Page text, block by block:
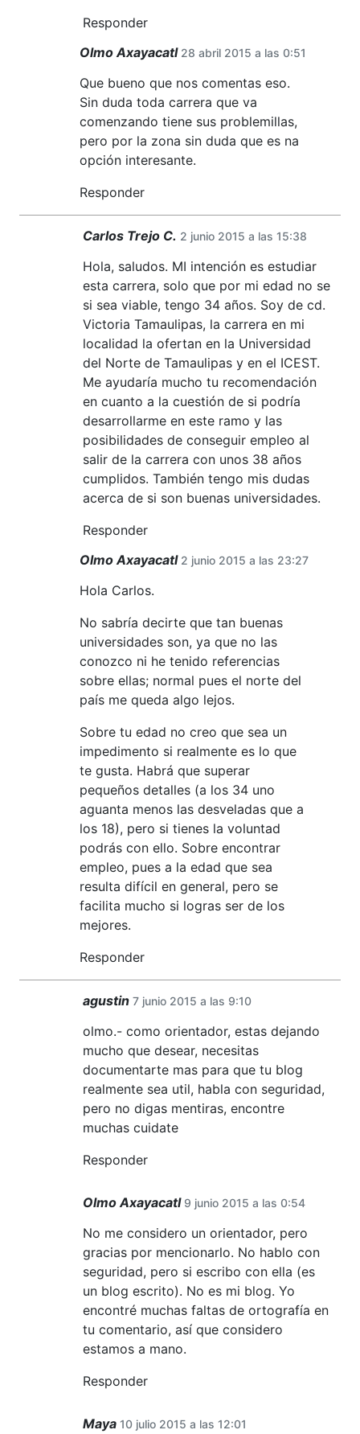
Responder
Olmo Axayacatl 28 abril 2015 a las 0:51
Que bueno que nos comentas eso.
Sin duda toda carrera que va
comenzando tiene sus problemillas,
pero por la zona sin duda que es na
opción interesante.
Responder
Carlos Trejo C. 2 junio 2015 a las 15:38
Hola, saludos. MI intención es estudiar
esta carrera, solo que por mi edad no se
si sea viable, tengo 34 años. Soy de cd.
Victoria Tamaulipas, la carrera en mi
localidad la ofertan en la Universidad
del Norte de Tamaulipas y en el ICEST.
Me ayudaría mucho tu recomendación
en cuanto a la cuestión de si podría
desarrollarme en este ramo y las
posibilidades de conseguir empleo al
salir de la carrera con unos 38 años
cumplidos. También tengo mis dudas
acerca de si son buenas universidades.
Responder
Olmo Axayacatl 2 junio 2015 a las 23:27
Hola Carlos.
No sabría decirte que tan buenas
universidades son, ya que no las
conozco ni he tenido referencias
sobre ellas; normal pues el norte del
país me queda algo lejos.
Sobre tu edad no creo que sea un
impedimento si realmente es lo que
te gusta. Habrá que superar
pequeños detalles (a los 34 uno
aguanta menos las desveladas que a
los 18), pero si tienes la voluntad
podrás con ello. Sobre encontrar
empleo, pues a la edad que sea
resulta difícil en general, pero se
facilita mucho si logras ser de los
mejores.
Responder
agustin 7 junio 2015 a las 9:10
olmo.- como orientador, estas dejando
mucho que desear, necesitas
documentarte mas para que tu blog
realmente sea util, habla con seguridad,
pero no digas mentiras, encontre
muchas cuidate
Responder
Olmo Axayacatl 9 junio 2015 a las 0:54
No me considero un orientador, pero
gracias por mencionarlo. No hablo con
seguridad, pero si escribo con ella (es
un blog escrito). No es mi blog. Yo
encontré muchas faltas de ortografía en
tu comentario, así que considero
estamos a mano.
Responder
Maya 10 julio 2015 a las 12:01